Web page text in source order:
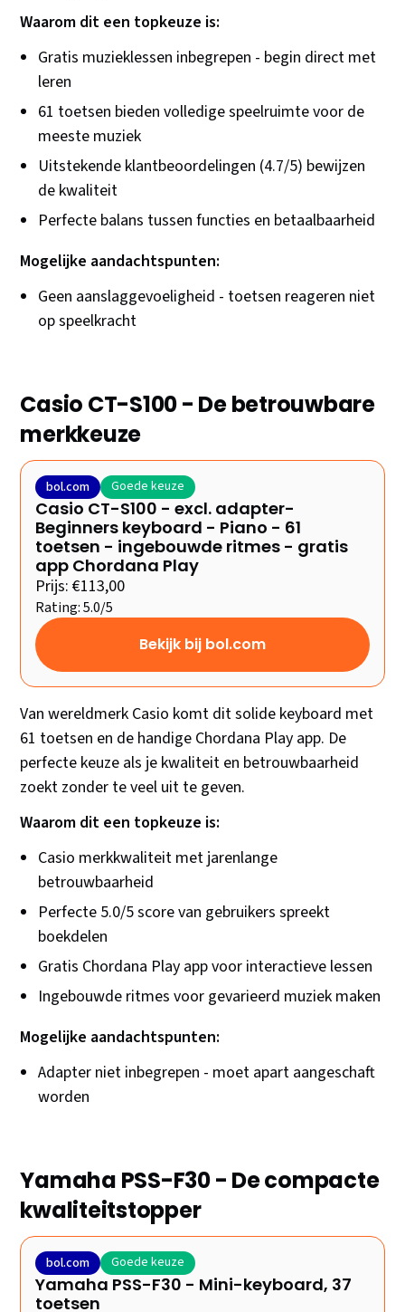
Waarom dit een topkeuze is:
Gratis muzieklessen inbegrepen - begin direct met
leren
61 toetsen bieden volledige speelruimte voor de
meeste muziek
Uitstekende klantbeoordelingen (4.7/5) bewijzen
de kwaliteit
Perfecte balans tussen functies en betaalbaarheid
Mogelijke aandachtspunten:
Geen aanslaggevoeligheid - toetsen reageren niet
op speelkracht
Casio CT-S100 - De betrouwbare
merkkeuze
bol.com Goede keuze
Casio CT-S100 - excl. adapter-
Beginners keyboard - Piano - 61
toetsen - ingebouwde ritmes - gratis
app Chordana Play
Prijs: €113,00
Rating: 5.0/5
Bekijk bij bol.com
Van wereldmerk Casio komt dit solide keyboard met
61 toetsen en de handige Chordana Play app. De
perfecte keuze als je kwaliteit en betrouwbaarheid
zoekt zonder te veel uit te geven.
Waarom dit een topkeuze is:
Casio merkkwaliteit met jarenlange
betrouwbaarheid
Perfecte 5.0/5 score van gebruikers spreekt
boekdelen
Gratis Chordana Play app voor interactieve lessen
Ingebouwde ritmes voor gevarieerd muziek maken
Mogelijke aandachtspunten:
Adapter niet inbegrepen - moet apart aangeschaft
worden
Yamaha PSS-F30 - De compacte
kwaliteitstopper
bol.com Goede keuze
Yamaha PSS-F30 - Mini-keyboard, 37
toetsen